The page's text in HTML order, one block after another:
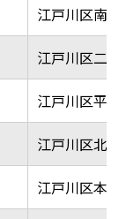
江戸川区南
江戸川区二
江戸川区平
江戸川区北
江戸川区本